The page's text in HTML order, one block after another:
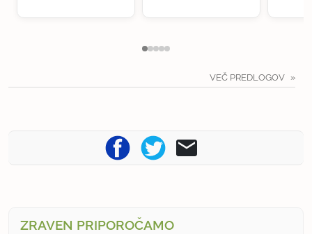
VEČ PREDLOGOV
ZRAVEN PRIPOROČAMO